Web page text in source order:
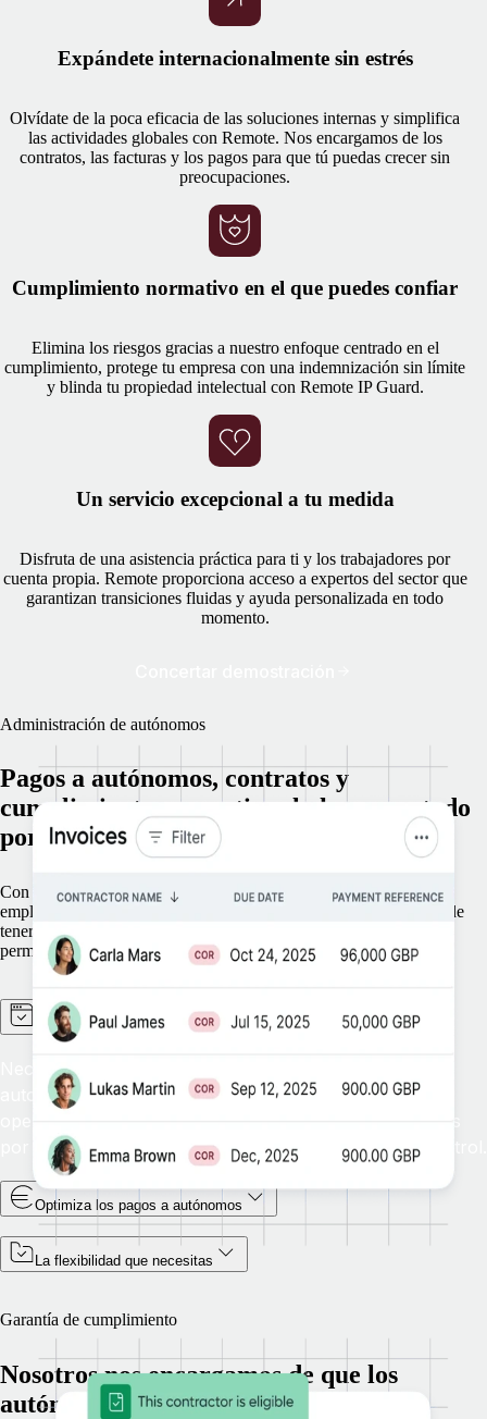
Expándete internacionalmente sin estrés
Olvídate de la poca eficacia de las soluciones internas y simplifica
las actividades globales con Remote. Nos encargamos de los
contratos, las facturas y los pagos para que tú puedas crecer sin
preocupaciones.
Cumplimiento normativo en el que puedes confiar
Elimina los riesgos gracias a nuestro enfoque centrado en el
cumplimiento, protege tu empresa con una indemnización sin límite
y blinda tu propiedad intelectual con Remote IP Guard.
Un servicio excepcional a tu medida
Disfruta de una asistencia práctica para ti y los trabajadores por
cuenta propia. Remote proporciona acceso a expertos del sector que
garantizan transiciones fluidas y ayuda personalizada en todo
momento.
Administración de autónomos
Pagos a autónomos, contratos y
cumplimiento normativo: lo hacemos todo
por ti
Con Remote a cargo de los pagos, la integración y la salida de los
empleados, puedes expandirte en todo el mundo sin las molestias de
tener que gestionar a los trabajadores por cuenta propia, lo que te
permitirá crecer más rápido y con más seguridad.
Excelencia operativa a escala
Necesitas flujos de trabajo simplificados y
automatizaciones expansibles para ampliar tus
por cuenta propia sin comprometer la calidad ni el control.
Optimiza los pagos a autónomos
La flexibilidad que necesitas
Garantía de cumplimiento
Nosotros nos encargamos de que los
autónomos estén en regla